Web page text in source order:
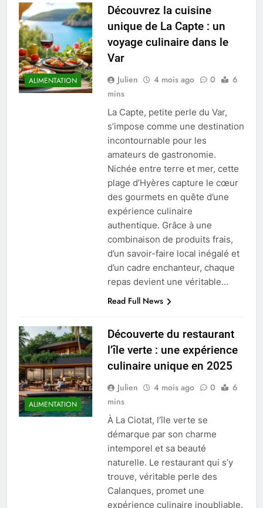
ALIMENTATION
Découvrez la cuisine
unique de La Capte : un
voyage culinaire dans le
Var
Julien 4 mois ago 0
6
mins
La Capte, petite perle du Var,
s’impose comme une destination
incontournable pour les
amateurs de gastronomie.
Nichée entre terre et mer, cette
plage d’Hyères capture le cœur
des gourmets en quête d’une
expérience culinaire
authentique. Grâce à une
combinaison de produits frais,
d’un savoir-faire local inégalé et
d’un cadre enchanteur, chaque
repas devient une véritable…
Read Full News
ALIMENTATION
Découverte du restaurant
l’île verte : une expérience
culinaire unique en 2025
Julien 4 mois ago 0
6
mins
À La Ciotat, l’île verte se
démarque par son charme
intemporel et sa beauté
naturelle. Le restaurant qui s’y
trouve, véritable perle des
Calanques, promet une
expérience culinaire inoubliable.